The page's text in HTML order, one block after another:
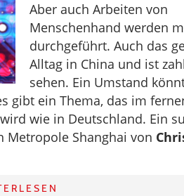
Aber auch Arbeiten von
Menschenhand werden
durchgeführt. Auch das
Alltag in China und ist
sehen. Ein Umstand
gibt ein Thema, das im
wie in Deutschland. Ein
Metropole Shanghai von